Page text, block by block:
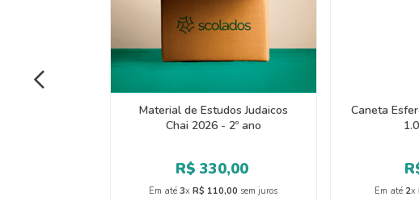
Material de Estudos Judaicos
Chai 2026 - 2º ano
R$ 330,00
Em até3xR$ 110,00 sem juros
Caneta
Em até 2x